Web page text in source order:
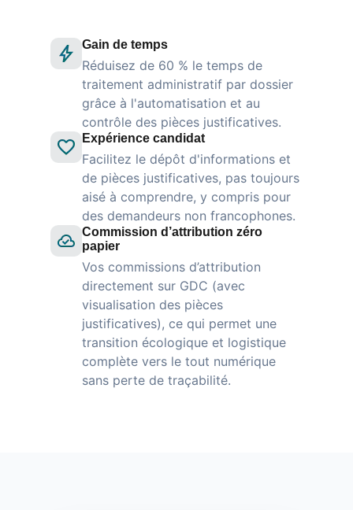
Gain de temps
Réduisez de 60 % le temps de
traitement administratif par dossier
grâce à l'automatisation et au
contrôle des pièces justificatives.
Expérience candidat
Facilitez le dépôt d'informations et
de pièces justificatives, pas toujours
aisé à comprendre, y compris pour
des demandeurs non francophones.
Commission d’attribution zéro
papier
Vos commissions d’attribution
directement sur GDC (avec
visualisation des pièces
justificatives), ce qui permet une
transition écologique et logistique
complète vers le tout numérique
sans perte de traçabilité.